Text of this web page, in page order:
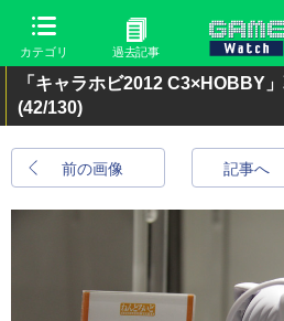
カテゴリ 過去記事
「キャラホビ2012 C3×HOBBY
(42/130)
前の画像 記事へ